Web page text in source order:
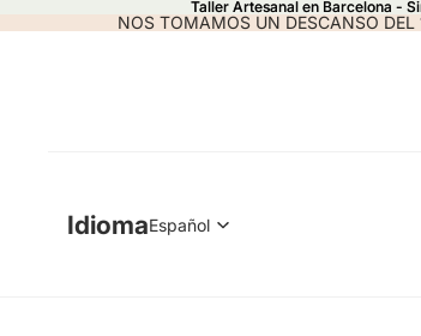
Taller Artesanal en Barcelona -
Taller Artesanal en Barcelona -
NOS TOMAMOS UN DESCANSO
Idioma